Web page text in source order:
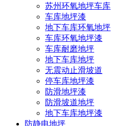
苏州环氧地坪车库
车库地坪漆
地下车库环氧地坪
车库环氧地坪漆
车库耐磨地坪
地下车库地坪
无震动止滑坡道
停车库地坪漆
防滑地坪漆
防滑坡道地坪
地下车库地坪漆
防静电地坪